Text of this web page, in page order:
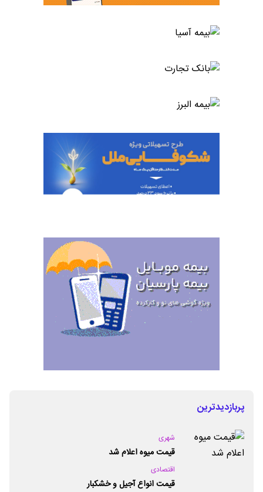
پربازدیدترین
شهری
قیمت میوه اعلام شد
اقتصادی
قیمت انواع آجیل و خشکبار